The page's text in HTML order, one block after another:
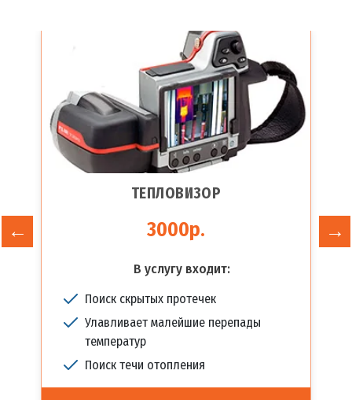
ТЕПЛОВИЗОР
3000р.
В услугу входит:
Поиск скрытых протечек
Улавливает малейшие перепады
температур
Поиск течи отопления